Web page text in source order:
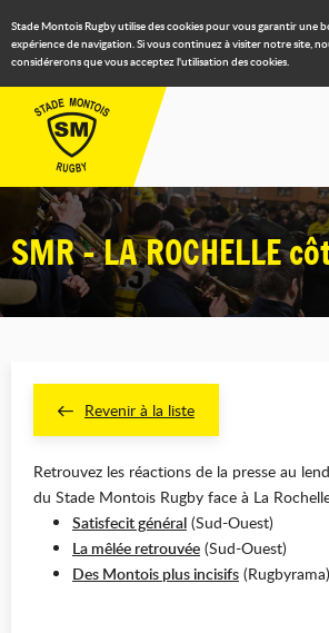
Stade Montois Rugby utilise des cookies pour vous garantir une
expérience de navigation. Si vous continuez à visiter notre site,
considérerons que vous acceptez l'utilisation des cookies.
SMR - LA ROCHELLE
Revenir à la liste
Retrouvez les réactions de la presse au
du Stade Montois Rugby face à La
Satisfecit général (Sud-Ouest)
La mêlée retrouvée (Sud-Ouest)
Des Montois plus incisifs (Rugbyrama)